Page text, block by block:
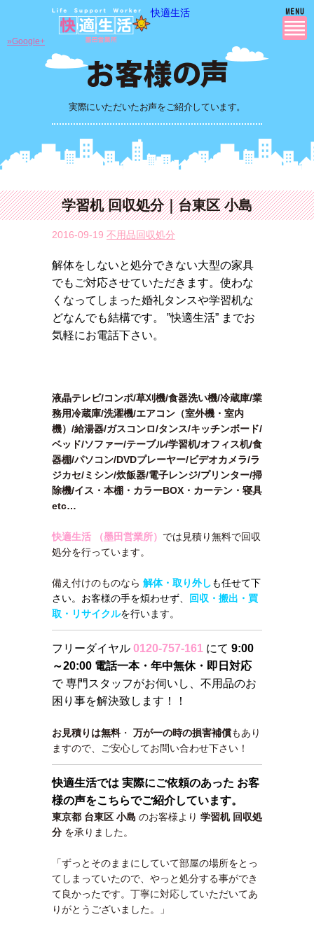
快適生活
実際にいただいたお声をご紹介しています。
»Google+
学習机 回収処分｜台東区 小島
2016-09-19 不用品回収処分
解体をしないと処分できない大型の家具
でもご対応させていただきます。使わな
くなってしまった婚礼タンスや学習机な
どなんでも結構です。 ”快適生活” までお
気軽にお電話下さい。
液晶テレビ/コンポ/草刈機/食器洗い機/冷蔵庫/業
務用冷蔵庫/洗濯機/エアコン（室外機・室内
機）/給湯器/ガスコンロ/タンス/キッチンボード/
ベッド/ソファー/テーブル/学習机/オフィス机/食
器棚/パソコン/DVDプレーヤー/ビデオカメラ/ラ
ジカセ/ミシン/炊飯器/電子レンジ/プリンター/掃
除機/イス・本棚・カラーBOX・カーテン・寝具
etc…
快適生活 （墨田営業所） では見積り無料で回収
処分を行っています。
備え付けのものなら 解体・取り外しも任せて下
さい。お客様の手を煩わせず、
回収・搬出・買
取・リサイクルを行います。
フリーダイヤル 0120-757-161 にて 9:00
～20:00 電話一本・年中無休・即日対応
で 専門スタッフがお伺いし、不用品のお
困り事を解決致します！！
お見積りは無料・ 万が一の時の損害補償もあり
ますので、ご安心してお問い合わせ下さい！
快適生活では 実際にご依頼のあった お客
様の声をこちらでご紹介しています。
東京都 台東区 小島 のお客様より 学習机 回収処
分 を承りました。
「ずっとそのままにしていて部屋の場所をとっ
てしまっていたので、やっと処分する事ができ
て良かったです。丁寧に対応していただいてあ
りがとうございました。」